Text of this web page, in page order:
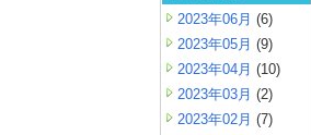
2023年06月 (6)
2023年05月 (9)
2023年04月 (10)
2023年03月 (2)
2023年02月 (7)